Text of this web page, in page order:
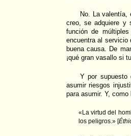
No. La valentía,
creo, se adquiere y
función de
encuentra al servicio
buena causa. De
¡qué gran vasallo si
Y por supuesto
asumir riesgos
para asumir. Y,
«La virtud del
los peligros.» [